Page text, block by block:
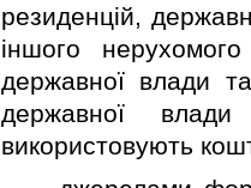
резиденцiй,
iншого
державної влади
державної
використовують